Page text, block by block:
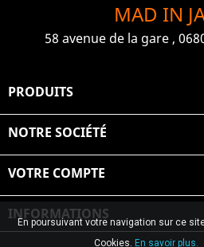
MAD IN
58 avenue de la gare ,
PRODUITS
NOTRE SOCIÉTÉ
VOTRE COMPTE
INFORMATIONS
© 2026 Graiet Mehdi & Geelen
En poursuivant votre navigation sur ce
Cookies. En savoir plus.